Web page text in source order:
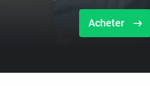
Acheter